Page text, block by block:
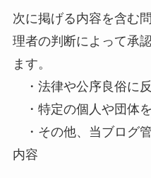
次に掲げる内容を含む
理者の判断によって承
ます。
・法律や公序良俗に
・特定の個人や団体
・その他、当ブログ
内容